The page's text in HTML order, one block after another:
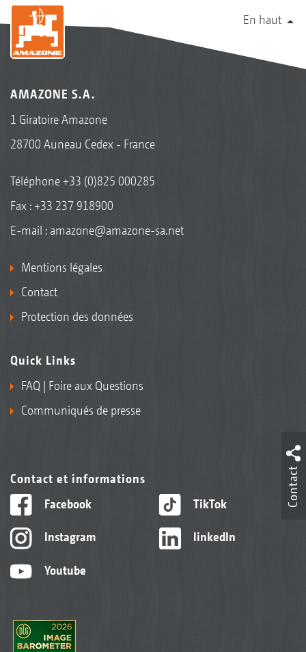
En haut
AMAZONE S.A.
1 Giratoire Amazone
28700 Auneau Cedex - France
Téléphone+33 (0)825 000285
Fax : +33 237 918900
E-mail : amazone@amazone-sa.net
Mentions légales
Contact
Protection des données
Quick Links
FAQ | Foire aux Questions
Communiqués de presse
Contact et informations
Facebook
Instagram
Youtube
TikTok
linkedIn
Contact